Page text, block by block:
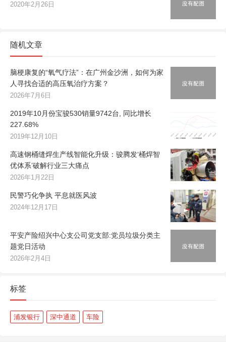
2020年2月26日
随机文章
脑梗康复的“氧气疗法”：在广州金沙洲，如何为家
人寻找合适的高压氧治疗方案？
2026年7月6日
2019年10月份宝骏530销量9742台, 同比增长
227.68%
2019年12月10日
高速钢桶缝焊生产线智能化升级：骏腾发‘桶焊智
优体系’破解行业三大痛点
2026年1月22日
民警巧化争执 平息就医风波
2024年12月17日
平安产险绍兴中心支公司党支部:党员垃圾分类主
题党日活动
2026年2月4日
标签
浦发银行 深中通道 车险